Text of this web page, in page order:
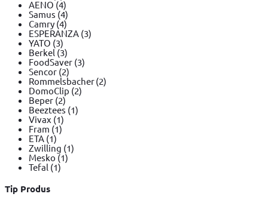
AENO(4)
Samus (4)
Camry (4)
ESPERANZA (3)
YATO (3)
Berkel(3)
FoodSaver (3)
Sencor (2)
Rommelsbacher(2)
DomoClip (2)
Beper (2)
Beeztees (1)
Vivax (1)
Fram (1)
ETA (1)
Zwilling (1)
Mesko(1)
Tefal (1)
Tip Produs